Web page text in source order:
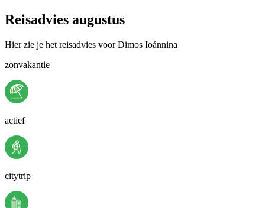
Reisadvies augustus
Hier zie je het reisadvies voor Dimos Ioánnina
zonvakantie
actief
citytrip